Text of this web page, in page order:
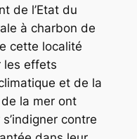
de l’Etat du
à charbon de
cette localité
les effets
et de la
de la mer ont
contre